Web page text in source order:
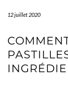
12 juillet 2020